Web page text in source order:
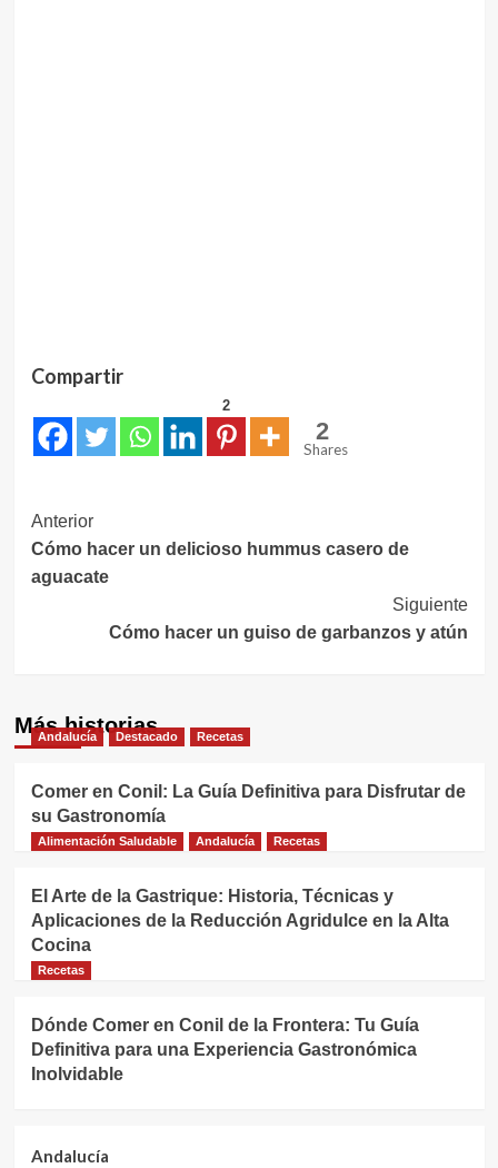
Compartir
2
2
Shares
Navegación
de
entradas
Anterior
Cómo hacer un delicioso hummus casero de
aguacate
Siguiente
Cómo hacer un guiso de garbanzos y atún
Más historias
Andalucía Destacado Recetas
Comer en Conil: La Guía Definitiva para Disfrutar de
su Gastronomía
Alimentación Saludable Andalucía Recetas
El Arte de la Gastrique: Historia, Técnicas y
Aplicaciones de la Reducción Agridulce en la Alta
Cocina
Recetas
Dónde Comer en Conil de la Frontera: Tu Guía
Definitiva para una Experiencia Gastronómica
Inolvidable
Andalucía